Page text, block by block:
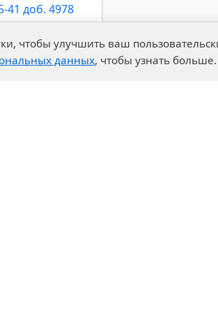
41 доб. 4978
чтобы улучшить ваш
данных, чтобы узнать больше.